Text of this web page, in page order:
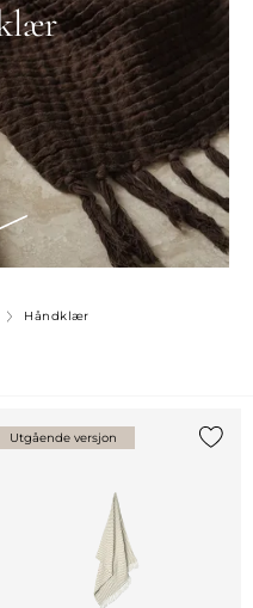
Håndklær
Utgående versjon